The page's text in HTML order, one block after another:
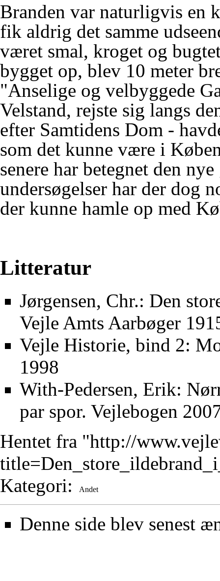
Branden var naturligvis en
fik aldrig det samme
været smal, kroget og
bygget op, blev 10 meter
"Anselige og velbyggede
Velstand, rejste sig langs
efter Samtidens Dom -
som det kunne være i
senere har betegnet den
undersøgelser har der dog
der kunne hamle op med
Litteratur
Jørgensen, Chr.: Den
Vejle Amts Aarbøger
Vejle Historie, bind 2:
1998
With-Pedersen, Erik:
par spor. Vejlebogen
Hentet fra "http://
Kategori: Andet
Denne side blev senest